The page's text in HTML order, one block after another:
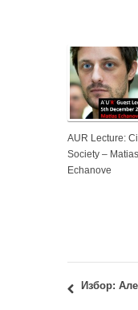
AUR Lecture:
Society – Matias
Echanove